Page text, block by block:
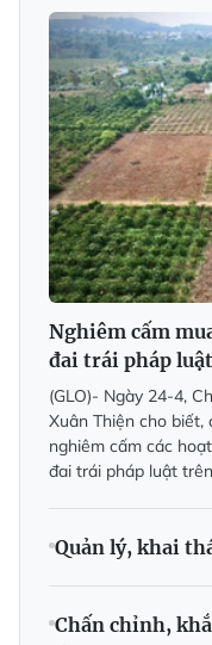
Nghiêm cấm
đai trái pháp luật
(GLO)- Ngày 24-4,
Xuân Thiện cho
nghiêm cấm các
đai trái pháp luật
Quản lý, khai
Chấn chỉnh,